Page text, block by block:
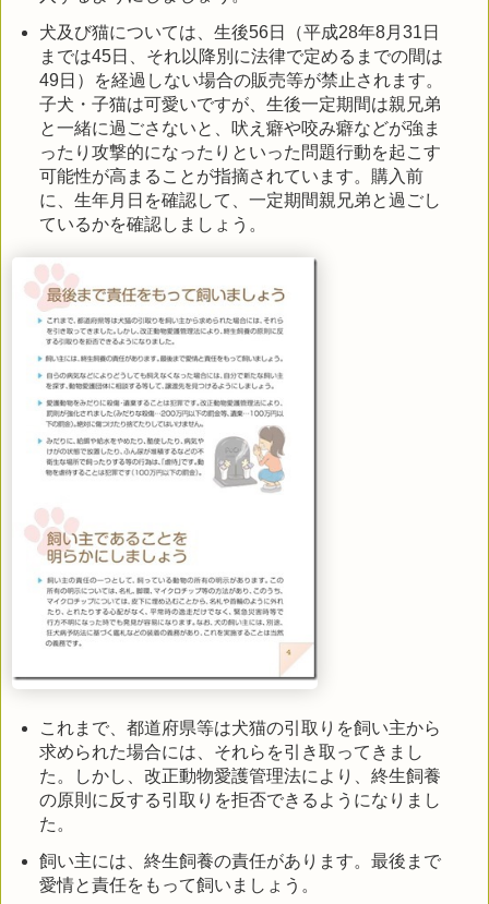
犬及び猫については、生後56日（平成28年8月31日
までは45日、それ以降別に法律で定めるまでの間は
49日）を経過しない場合の販売等が禁止されます。
子犬・子猫は可愛いですが、生後一定期間は親兄弟
と一緒に過ごさないと、吠え癖や咬み癖などが強ま
ったり攻撃的になったりといった問題行動を起こす
可能性が高まることが指摘されています。購入前
に、生年月日を確認して、一定期間親兄弟と過ごし
ているかを確認しましょう。
これまで、都道府県等は犬猫の引取りを飼い主から
求められた場合には、それらを引き取ってきまし
た。しかし、改正動物愛護管理法により、終生飼養
の原則に反する引取りを拒否できるようになりまし
た。
飼い主には、終生飼養の責任があります。最後まで
愛情と責任をもって飼いましょう。